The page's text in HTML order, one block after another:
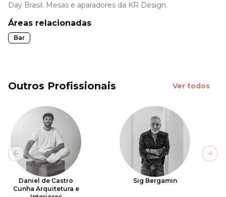
Day Brasil. Mesas e aparadores da KR Design.
Áreas relacionadas
Bar
Outros Profissionais Ver todos
Daniel de Castro
Cunha Arquitetura e
Sig Bergamin
Previous slide